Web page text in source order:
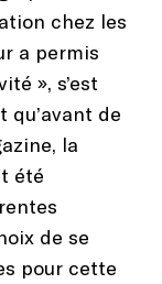
chez les
a permis
», s’est
qu’avant de
la
été
de se
pour cette